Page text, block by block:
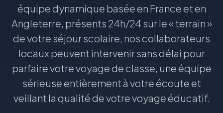
équipe dynamique basée en France et en
Angleterre, présents 24h/24 sur le « terrain »
de votre séjour scolaire, nos collaborateurs
locaux peuvent intervenir sans délai pour
parfaire votre voyage de classe, une équipe
sérieuse entièrement à votre écoute et
veillant la qualité de votre voyage éducatif.